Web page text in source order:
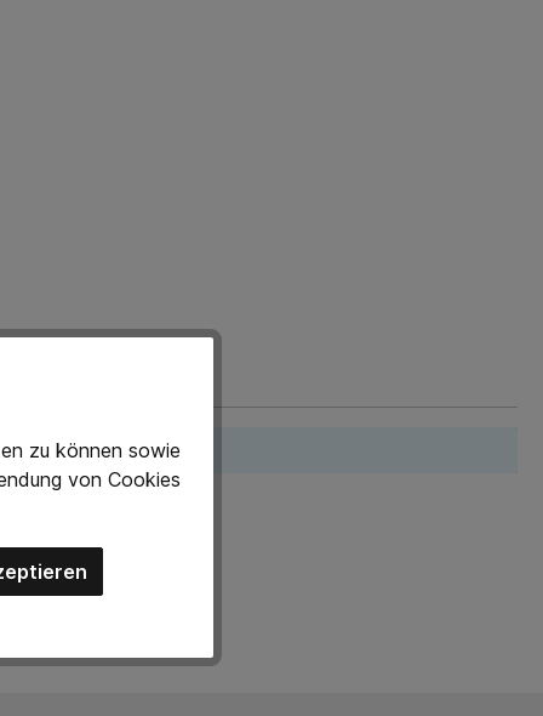
mit anderen.
zu können sowie
von Cookies